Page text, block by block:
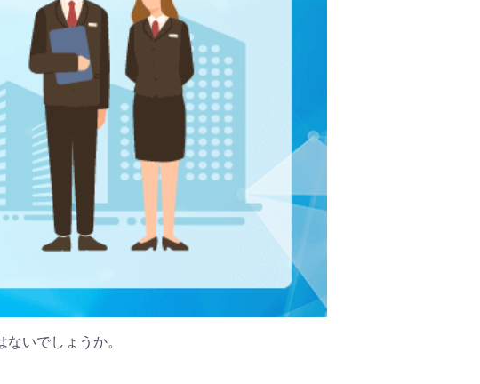
いでしょうか。